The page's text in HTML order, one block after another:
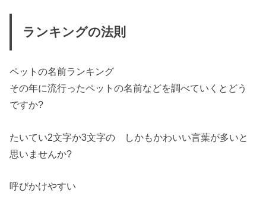
ランキングの法則
ペットの名前ランキング
その年に流行ったペットの名前などを調べていくとどう
ですか?
たいてい2文字か3文字の しかもかわいい言葉が多いと
思いませんか?
呼びかけやすい